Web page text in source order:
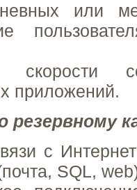
или
скорости
приложений.
резервному
с
SQL,